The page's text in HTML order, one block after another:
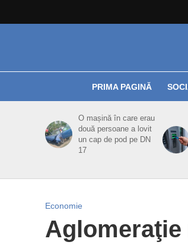
PRIMA PAGINĂ
O mașină în care erau
două persoane a lovit
un cap de pod pe DN
17
Economie